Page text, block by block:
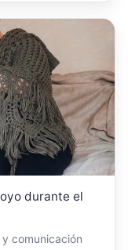
durante el
comunicación